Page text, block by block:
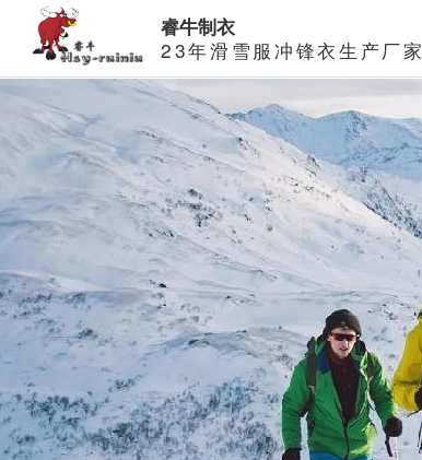
睿牛制衣
23年滑雪服冲锋衣生产厂家